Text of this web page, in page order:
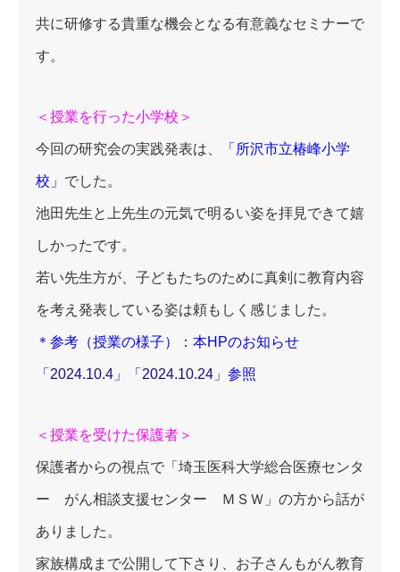
共に研修する貴重な機会となる有意義なセミナーで
す。
＜授業を行った小学校＞
今回の研究会の実践発表は、 「所沢市立椿峰小学
校」 でした。
池田先生と上先生の元気で明るい姿を拝見できて嬉
しかったです。
若い先生方が、子どもたちのために真剣に教育内容
を考え発表している姿は頼もしく感じました。
＊参考（授業の様子）：本HPのお知らせ
「2024.10.4」 「2024.10.24」 参照
＜授業を受けた保護者＞
保護者からの視点で「埼玉医科大学総合医療センタ
ー がん相談支援センター ＭＳＷ」の方から話が
ありました。
家族構成まで公開して下さり、お子さんもがん教育